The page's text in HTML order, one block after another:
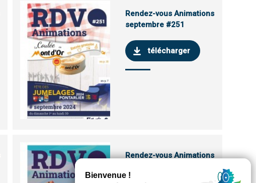
Rendez-vous Animations
septembre #251
télécharger
Rendez-vous Animations